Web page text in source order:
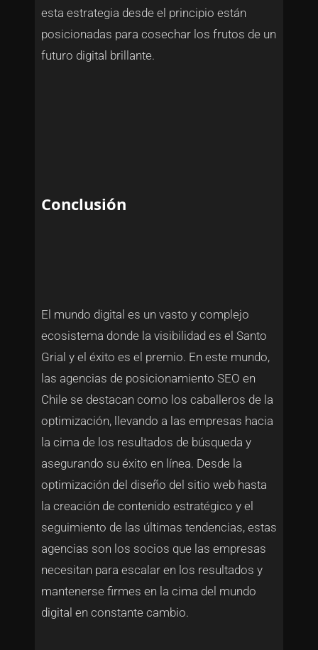
esta estrategia desde el principio están
posicionadas para cosechar los frutos de un
futuro digital brillante.
Conclusión
El mundo digital es un vasto y complejo
ecosistema donde la visibilidad es el Santo
Grial y el éxito es el premio. En este mundo,
las agencias de posicionamiento SEO en
Chile se destacan como los caballeros de la
optimización, llevando a las empresas hacia
la cima de los resultados de búsqueda y
asegurando su éxito en línea. Desde la
optimización del diseño del sitio web hasta
la creación de contenido estratégico y el
seguimiento de las últimas tendencias, estas
agencias son los socios que las empresas
necesitan para escalar en los resultados y
mantenerse firmes en la cima del mundo
digital en constante cambio.